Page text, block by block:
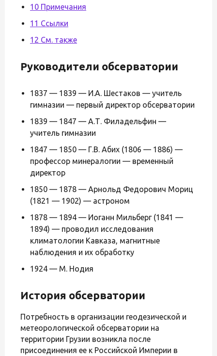
10 Примечания
11 Ссылки
12 См. также
Руководители обсерватории
1837 — 1839 — И.А. Шестаков — учитель
гимназии — первый директор обсерватории
1839 — 1847 — А.Т. Филадельфин —
учитель гимназии
1847 — 1850 — Г.В. Абих (1806 — 1886) —
профессор минералогии — временный
директор
1850 — 1878 — Арнольд Федорович Мориц
(1821 — 1902) — астроном
1878 — 1894 — Иоганн Мильберг (1841 —
1894) — проводил исследования
климатологии Кавказа, магнитные
наблюдения и их обработку
1924 — М. Нодия
История обсерватории
Потребность в организации геодезической и
метеорологической обсерватории на
территории Грузии возникла после
присоединения ее к Российской Империи в